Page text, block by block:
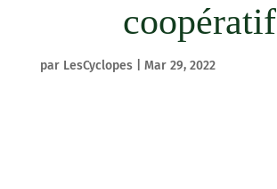
coopératif
par LesCyclopes| Mar 29, 2022